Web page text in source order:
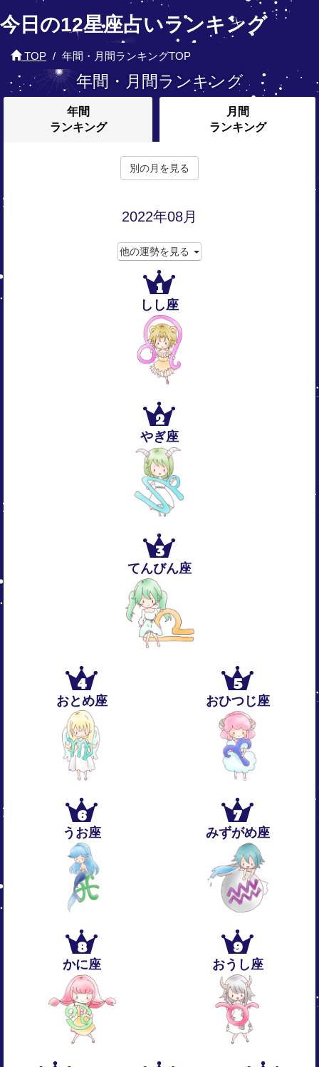
今日の12星座占いランキング
TOP 年間・月間ランキングTOP
年間・月間ランキング
年間
ランキング
月間
ランキング
別の月を見る
2022年08月
他の運勢を見る
1
しし座
2
やぎ座
3
てんびん座
4
おとめ座
5
おひつじ座
6
うお座
7
みずがめ座
8
かに座
9
おうし座